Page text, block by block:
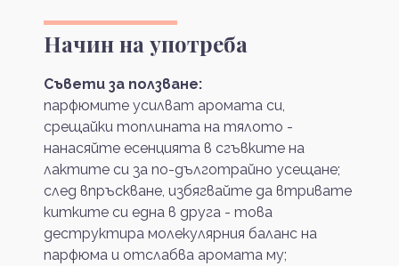
Начин на употреба
Съвети за ползване:
парфюмите усилват аромата си,
срещайки топлината на тялото -
нанасяйте есенцията в сгъвките на
лактите си за по-дълготрайно усещане;
след впръскване, избягвайте да втривате
китките си една в друга - това
деструктира молекулярния баланс на
парфюма и отслабва аромата му;